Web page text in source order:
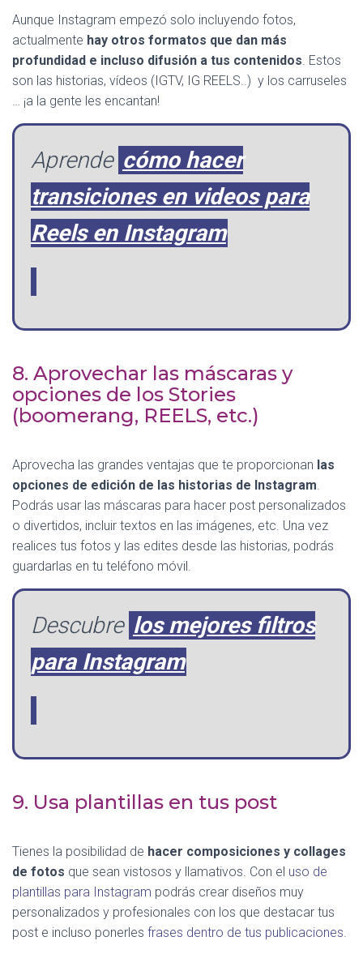
Aunque Instagram empezó solo incluyendo fotos,
actualmente hay otros formatos que dan más
profundidad e incluso difusión a tus contenidos. Estos
son las historias, vídeos (IGTV, IG REELS..) y los carruseles
… ¡a la gente les encantan!
Aprende cómo hacer
transiciones en videos para
Reels en Instagram
8. Aprovechar las máscaras y
opciones de los Stories
(boomerang, REELS, etc.)
Aprovecha las grandes ventajas que te proporcionan las
opciones de edición de las historias de Instagram.
Podrás usar las máscaras para hacer post personalizados
o divertidos, incluir textos en las imágenes, etc. Una vez
realices tus fotos y las edites desde las historias, podrás
guardarlas en tu teléfono móvil.
Descubre los mejores filtros
para Instagram
9. Usa plantillas en tus post
Tienes la posibilidad de hacer composiciones y collages
de fotos que sean vistosos y llamativos. Con el uso de
plantillas para Instagram podrás crear diseños muy
personalizados y profesionales con los que destacar tus
post e incluso ponerles frases dentro de tus publicaciones.